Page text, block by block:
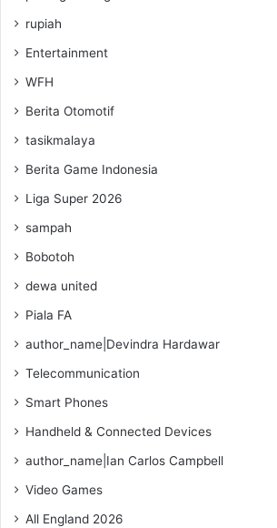
rupiah
Entertainment
WFH
Berita Otomotif
tasikmalaya
Berita Game Indonesia
Liga Super 2026
sampah
Bobotoh
dewa united
Piala FA
author_name|Devindra Hardawar
Telecommunication
Smart Phones
Handheld & Connected Devices
author_name|Ian Carlos Campbell
Video Games
All England 2026